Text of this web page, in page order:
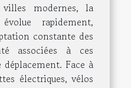
modernes, la
rapidement,
constante des
associées à ces
déplacement. Face à
électriques, vélos